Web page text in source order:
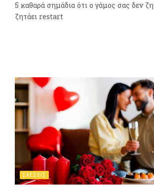
5 καθαρά σημάδια ότι ο γάμος σας δεν
ζητάει restart
ΣΧΕΣΕΙΣ